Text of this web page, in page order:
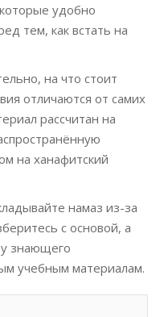
удобно
тем, как встать на
на что стоит
отличаются от самих
рассчитан на
на ханафитский
намаз из-за
с основой, а
у знающего
учебным материалам.